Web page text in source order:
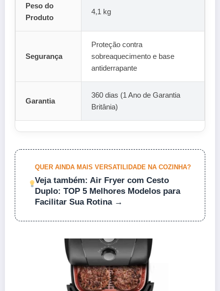
Peso do
Produto
4,1 kg
Segurança
Proteção contra
sobreaquecimento e base
antiderrapante
Garantia
360 dias (1 Ano de Garantia
Britânia)
QUER AINDA MAIS VERSATILIDADE NA COZINHA?
Veja também: Air Fryer com Cesto
Duplo: TOP 5 Melhores Modelos para
Facilitar Sua Rotina →